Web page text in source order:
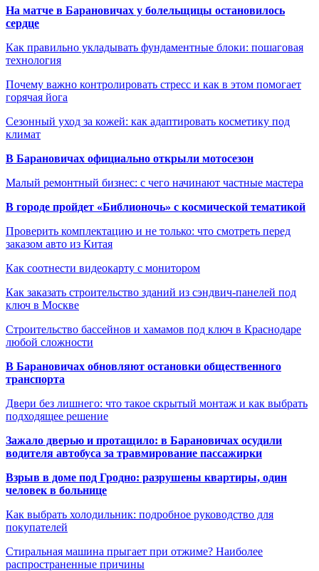
На матче в Барановичах у болельщицы остановилось
сердце
Как правильно укладывать фундаментные блоки: пошаговая
технология
Почему важно контролировать стресс и как в этом помогает
горячая йога
Сезонный уход за кожей: как адаптировать косметику под
климат
В Барановичах официально открыли мотосезон
Малый ремонтный бизнес: с чего начинают частные мастера
В городе пройдет «Библионочь» с космической тематикой
Проверить комплектацию и не только: что смотреть перед
заказом авто из Китая
Как соотнести видеокарту с монитором
Как заказать строительство зданий из сэндвич-панелей под
ключ в Москве
Строительство бассейнов и хамамов под ключ в Краснодаре
любой сложности
В Барановичах обновляют остановки общественного
транспорта
Двери без лишнего: что такое скрытый монтаж и как выбрать
подходящее решение
Зажало дверью и протащило: в Барановичах осудили
водителя автобуса за травмирование пассажирки
Взрыв в доме под Гродно: разрушены квартиры, один
человек в больнице
Как выбрать холодильник: подробное руководство для
покупателей
Стиральная машина прыгает при отжиме? Наиболее
распространенные причины